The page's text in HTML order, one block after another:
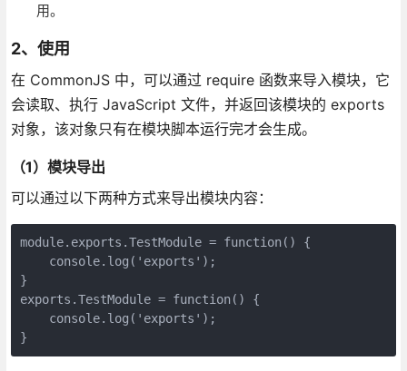
用。
2、使用
在 CommonJS 中，可以通过 require 函数来导入模块，它
会读取、执行 JavaScript 文件，并返回该模块的 exports
对象，该对象只有在模块脚本运行完才会生成。
（1）模块导出
可以通过以下两种方式来导出模块内容：
module.exports.TestModule = function() {
    console.log('exports');
}
exports.TestModule = function() {
    console.log('exports');
}